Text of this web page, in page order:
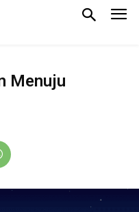
Menuju